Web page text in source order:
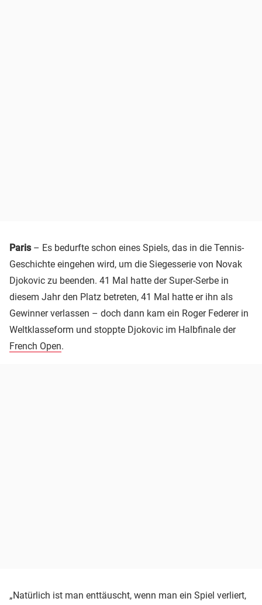
Paris– Es bedurfte schon eines Spiels, das in die Tennis-
Geschichte eingehen wird, um die Siegesserie von Novak
Djokovic zu beenden. 41 Mal hatte der Super-Serbe in
diesem Jahr den Platz betreten, 41 Mal hatte er ihn als
Gewinner verlassen – doch dann kam ein Roger Federer in
Weltklasseform und stoppte Djokovic im Halbfinale der
French Open.
„Natürlich ist man enttäuscht, wenn man ein Spiel verliert,